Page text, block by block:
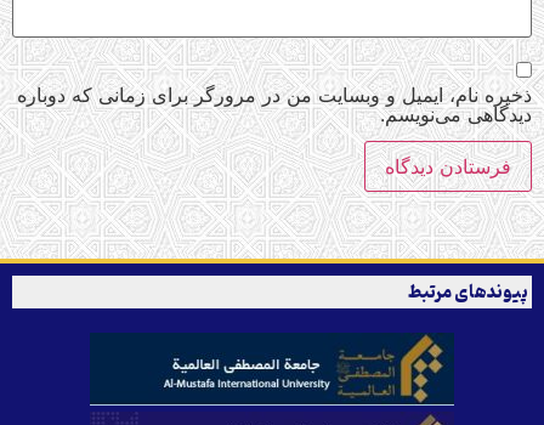
ذخیره نام، ایمیل و وبسایت من در مرورگر برای زمانی که دوباره
دیدگاهی می‌نویسم.
پیوندهای مرتبط